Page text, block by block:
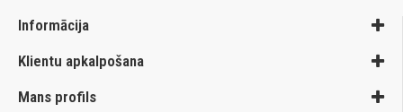
Informācija
Klientu apkalpošana
Mans profils